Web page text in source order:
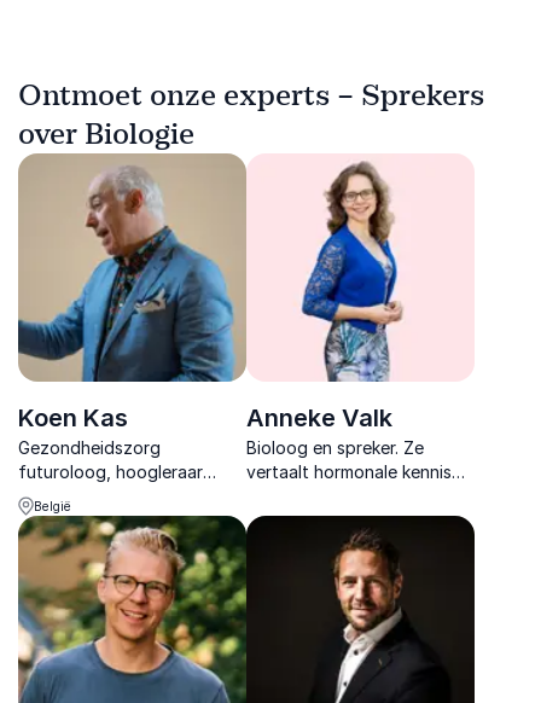
Ontmoet onze experts – Sprekers
over Biologie
Koen Kas
Gezondheidszorg
futuroloog, hoogleraar
moleculaire oncologie &
delight denker. Als spreker
en CEO van Healthskouts
schetst hij een beeld op de
toekomst van de zorg.
België
Anneke Valk
Bioloog en spreker. Ze
vertaalt hormonale kennis
minder stress, betere
samenwerking en duurzame
inzetbaarheid.